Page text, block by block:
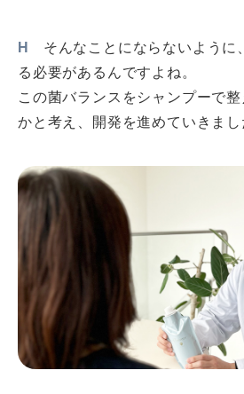
H
そんなことにならないように
る必要があるんですよね。
この菌バランスをシャンプーで
かと考え、開発を進めていきまし